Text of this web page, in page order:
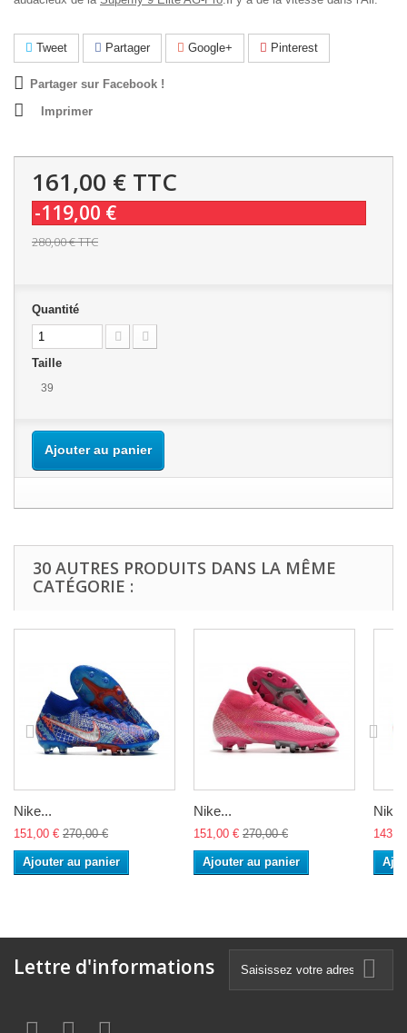
Tweet Partager Google+ Pinterest
Partager sur Facebook !
Imprimer
161,00 € TTC
-119,00 €
280,00 €TTC
Quantité
Taille
39
Ajouter au panier
30 AUTRES PRODUITS DANS LA MÊME
CATÉGORIE :
Nike...
151,00 € 270,00 €
Ajouter au panier
Nike...
151,00 € 270,00 €
Ajouter au panier
Lettre d'informations